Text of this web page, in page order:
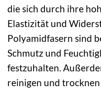
die sich durch ihre
Elastizität und
Polyamidfasern sind
Schmutz und
festzuhalten.
reinigen und trocknen